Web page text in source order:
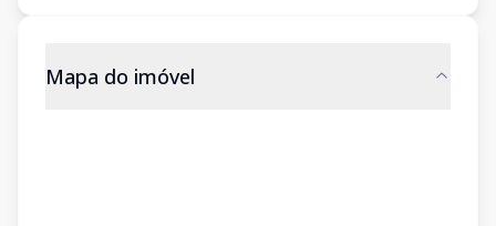
Mapa do imóvel